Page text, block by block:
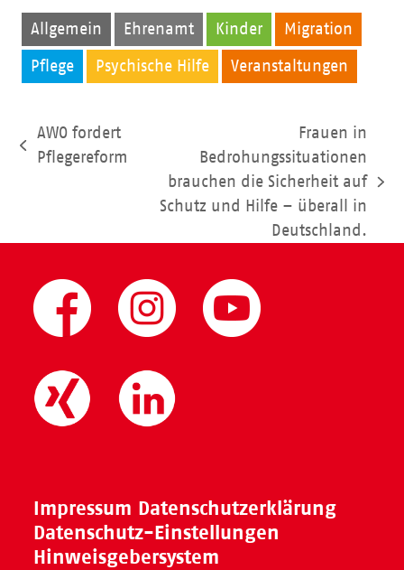
Allgemein Ehrenamt Kinder Migration
Pflege Psychische Hilfe Veranstaltungen
vorheriger
AWO fordert
Pflegereform
Nächster
Beitrag:
Frauen in
Bedrohungssituationen
brauchen die Sicherheit auf
Schutz und Hilfe – überall in
Deutschland.
Impressum Datenschutzerklärung
Datenschutz-Einstellungen
Hinweisgebersystem